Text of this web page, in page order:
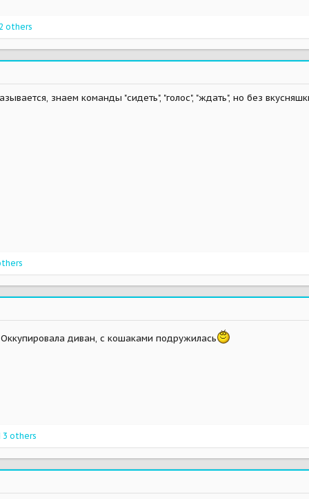
others
знаем команды "сидеть", "голос", "ждать", но без
Оккупировала диван, с кошаками подружилась
3 others